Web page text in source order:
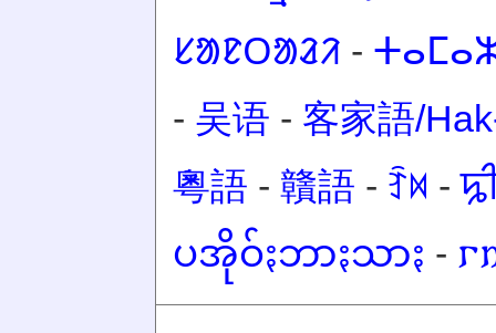
ᱥᱟᱱᱛᱟᱲᱤ -
- 吴语 - 客家語/
粵語 - 贛語 - ꆇꉙ -
ပအိုဝ်ႏဘာႏသာႏ -